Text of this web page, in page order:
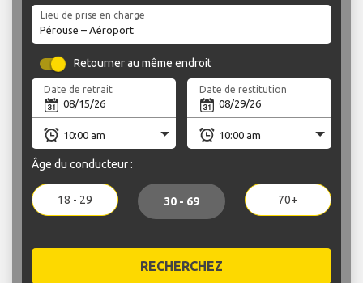
Lieu de prise en charge
Retourner au même endroit
Date de retrait Date de restitution
Âge du conducteur :
18 - 29 30 - 69 70+
RECHERCHEZ